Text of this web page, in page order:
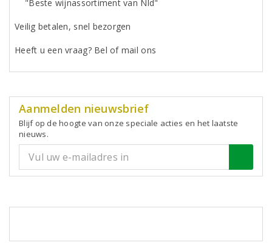
"Beste wijnassortiment van Nld"
Veilig betalen, snel bezorgen
Heeft u een vraag? Bel of mail ons
Aanmelden nieuwsbrief
Blijf op de hoogte van onze speciale acties en het laatste
nieuws.